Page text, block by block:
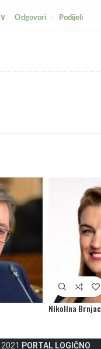
∨ Odgovori- Podijeli
Nikolina Brnjac
2021 PORTAL LOGIČNO